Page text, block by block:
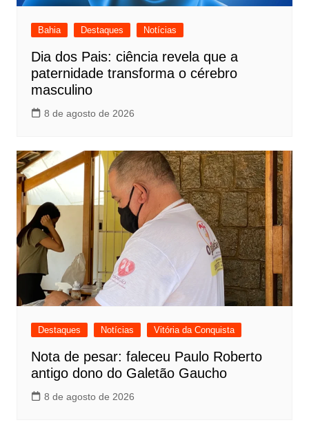
Bahia Destaques Notícias
Dia dos Pais: ciência revela que a
paternidade transforma o cérebro
masculino
8 de agosto de 2026
Destaques Notícias Vitória da Conquista
Nota de pesar: faleceu Paulo Roberto
antigo dono do Galetão Gaucho
8 de agosto de 2026